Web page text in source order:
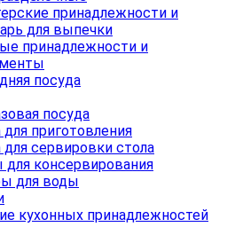
принадлежности и
для выпечки
принадлежности и
посуда
посуда
приготовления
сервировки стола
для консервирования
для воды
кухонных принадлежностей